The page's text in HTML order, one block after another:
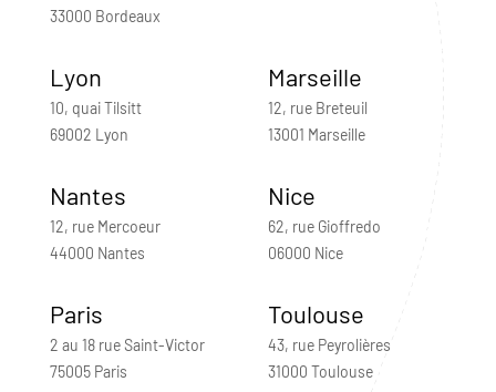
33000 Bordeaux
Lyon
10, quai Tilsitt
69002 Lyon
Marseille
12, rue Breteuil
13001 Marseille
Nantes
12, rue Mercoeur
44000 Nantes
Nice
62, rue Gioffredo
06000 Nice
Paris
2 au 18 rue Saint-Victor
75005 Paris
Toulouse
43, rue Peyrolières
31000 Toulouse